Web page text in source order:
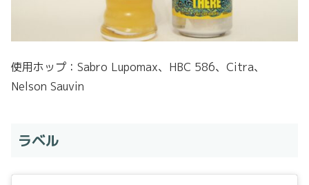
使用ホップ：Sabro Lupomax、HBC 586、Citra、
Nelson Sauvin
ラベル